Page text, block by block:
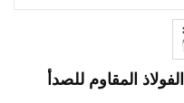
للصدأ